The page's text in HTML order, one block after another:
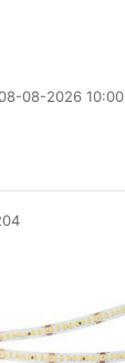
08-2026 10:00